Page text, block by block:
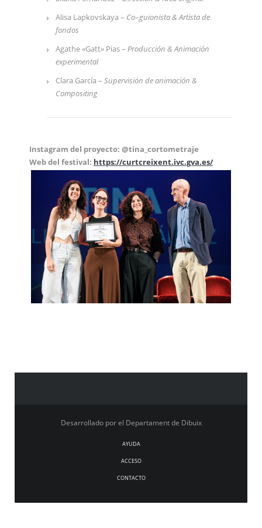
Alisa Lapkovskaya – Co–guionista & Artista de
fondos
Agathe «Gatt» Pias – Producción & Animación
experimental
Clara García – Supervisión de animación &
Compositing
Instagram del proyecto: @tina_cortometraje
Web del festival: https://curtcreixent.ivc.gva.es/
Desarrollado por el Departament de Dibuix
AYUDA
ACCESO
CONTACTO